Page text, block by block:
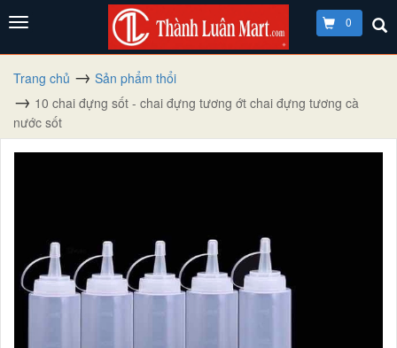
0
Trang chủ
Sản phẩm thổi
10 chai đựng sốt - chai đựng tương ớt chai đựng tương cà
nước sốt